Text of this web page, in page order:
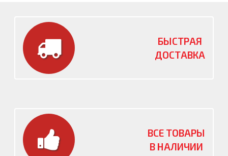
БЫСТРАЯ
ДОСТАВКА
ВСЕ ТОВАРЫ
В НАЛИЧИИ